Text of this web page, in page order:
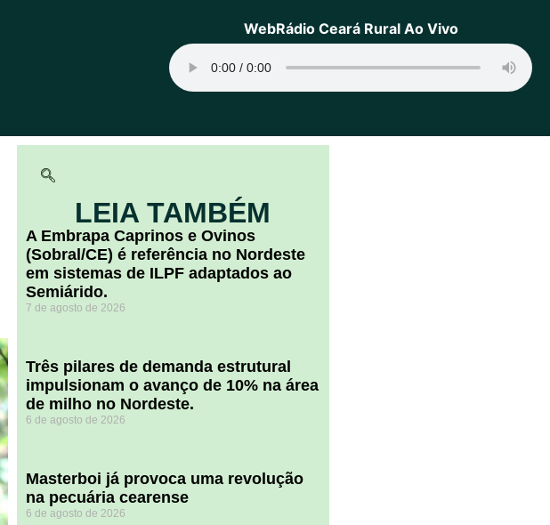
WebRádio Ceará Rural Ao Vivo
LEIA TAMBÉM
A Embrapa Caprinos e Ovinos
(Sobral/CE) é referência no Nordeste
em sistemas de ILPF adaptados ao
Semiárido.
7 de agosto de 2026
​Três pilares de demanda estrutural
impulsionam o avanço de 10% na área
de milho no Nordeste.
6 de agosto de 2026
Masterboi já provoca uma revolução
na pecuária cearense
6 de agosto de 2026